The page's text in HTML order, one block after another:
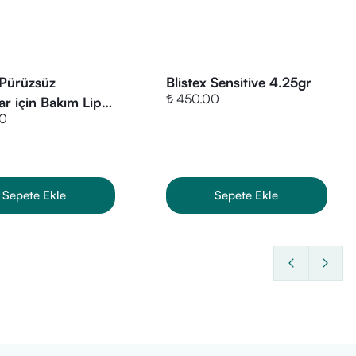
ve avantajlı alışveriş
için Bakım Lip
Nourish SPF15
Sepete Ekle
Blistex Sensitive 4.25gr
₺ 450.00
Sepete Ekle